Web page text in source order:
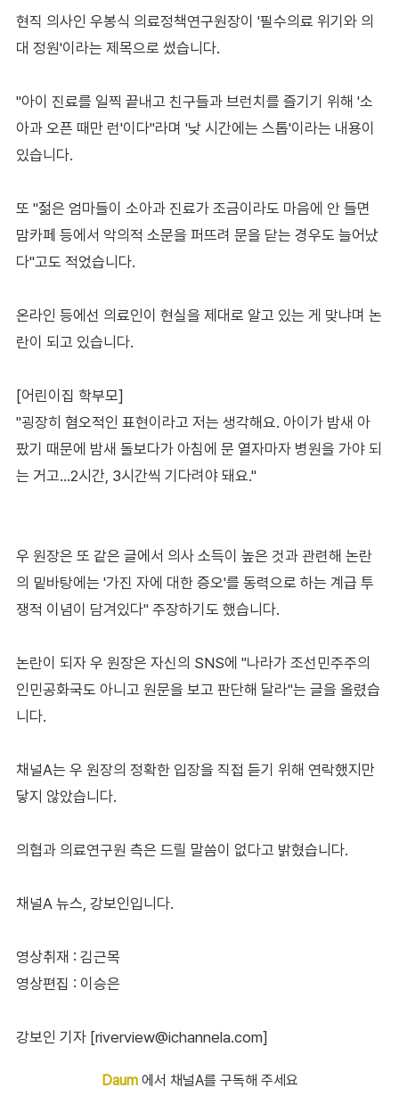
현직 의사인 우봉식 의료정책연구원장이 '필수의료 위기와 의
대 정원'이라는 제목으로 썼습니다.
"아이 진료를 일찍 끝내고 친구들과 브런치를 즐기기 위해 '소
아과 오픈 때만 런'이다"라며 '낮 시간에는 스톱'이라는 내용이
있습니다.
또 "젊은 엄마들이 소아과 진료가 조금이라도 마음에 안 들면
맘카페 등에서 악의적 소문을 퍼뜨려 문을 닫는 경우도 늘어났
다"고도 적었습니다.
온라인 등에선 의료인이 현실을 제대로 알고 있는 게 맞냐며 논
란이 되고 있습니다.
[어린이집 학부모]
"굉장히 혐오적인 표현이라고 저는 생각해요. 아이가 밤새 아
팠기 때문에 밤새 돌보다가 아침에 문 열자마자 병원을 가야 되
는 거고…2시간, 3시간씩 기다려야 돼요."
우 원장은 또 같은 글에서 의사 소득이 높은 것과 관련해 논란
의 밑바탕에는 '가진 자에 대한 증오'를 동력으로 하는 계급 투
쟁적 이념이 담겨있다" 주장하기도 했습니다.
논란이 되자 우 원장은 자신의 SNS에 "나라가 조선민주주의
인민공화국도 아니고 원문을 보고 판단해 달라"는 글을 올렸습
니다.
채널A는 우 원장의 정확한 입장을 직접 듣기 위해 연락했지만
닿지 않았습니다.
의협과 의료연구원 측은 드릴 말씀이 없다고 밝혔습니다.
채널A 뉴스, 강보인입니다.
영상취재 : 김근목
영상편집 : 이승은
강보인 기자 [riverview@ichannela.com]
Daum에서 채널A를 구독해 주세요